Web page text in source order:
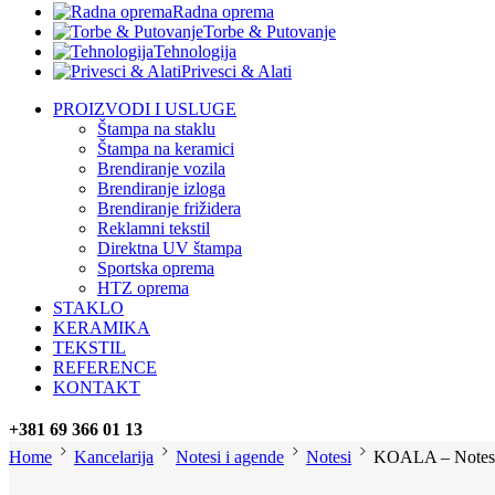
Radna oprema
Torbe & Putovanje
Tehnologija
Privesci & Alati
PROIZVODI I USLUGE
Štampa na staklu
Štampa na keramici
Brendiranje vozila
Brendiranje izloga
Brendiranje frižidera
Reklamni tekstil
Direktna UV štampa
Sportska oprema
HTZ oprema
STAKLO
KERAMIKA
TEKSTIL
REFERENCE
KONTAKT
+381 69 366 01 13
Home
Kancelarija Notesi i agende Notesi KOALA –